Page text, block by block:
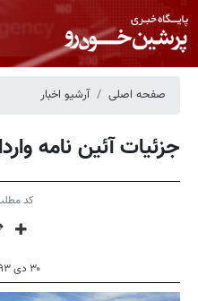
صفحه اصلی آرشیو اخبار
جزئیات آئین نامه
کد
۳۰ دی ۱۳۹۳ - ۱۵:۴۰